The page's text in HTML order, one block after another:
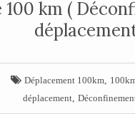
km (
 Déplacement 100km,
déplacement